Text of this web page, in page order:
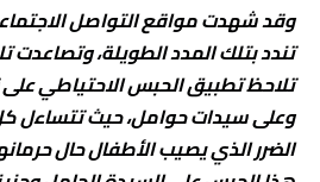
وقد شهدت مواقع التواصل
تندد بتلك المدد الطويلة، وتصاعدت
تلاحظ تطبيق الحبس الاحتياطي
وعلى سيدات حوامل، حيث تتساءل
الضرر الذي يصيب الأطفال حال